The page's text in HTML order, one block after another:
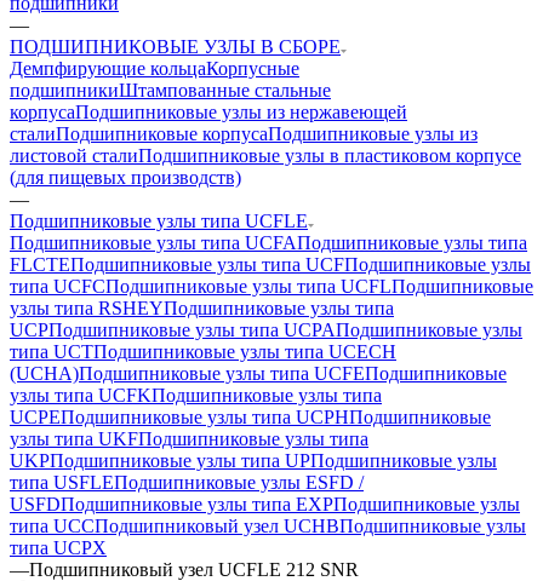
—
ПОДШИПНИКОВЫЕ УЗЛЫ В СБОРЕ
Демпфирующие кольцаКорпусные
подшипникиШтампованные стальные
корпусаПодшипниковые узлы из нержавеющей
сталиПодшипниковые корпусаПодшипниковые узлы из
листовой сталиПодшипниковые узлы в пластиковом корпусе
(для пищевых производств)
—
Подшипниковые узлы типа UCFLE
Подшипниковые узлы типа UCFAПодшипниковые узлы типа
FLCTEПодшипниковые узлы типа UCFПодшипниковые узлы
типа UCFCПодшипниковые узлы типа UCFLПодшипниковые
узлы типа RSHEYПодшипниковые узлы типа
UCPПодшипниковые узлы типа UCPAПодшипниковые узлы
типа UCTПодшипниковые узлы типа UCECH
(UCHA)Подшипниковые узлы типа UCFEПодшипниковые
узлы типа UCFKПодшипниковые узлы типа
UCPEПодшипниковые узлы типа UCPHПодшипниковые
узлы типа UKFПодшипниковые узлы типа
UKPПодшипниковые узлы типа UPПодшипниковые узлы
типа USFLEПодшипниковые узлы ESFD /
USFDПодшипниковые узлы типа EXPПодшипниковые узлы
типа UCCПодшипниковый узел UCHBПодшипниковые узлы
типа UCPX
—Подшипниковый узел UCFLE 212 SNR